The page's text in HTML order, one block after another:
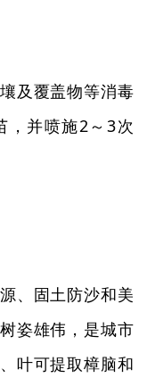
及覆盖物等消毒
，并喷施2～3次
、固土防沙和美
姿雄伟，是城市
叶可提取樟脑和